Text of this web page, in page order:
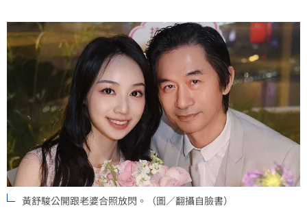
黃舒駿公開跟老婆合照放閃。（圖／翻攝自臉書）